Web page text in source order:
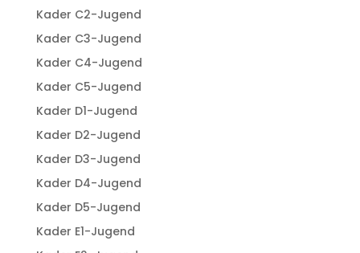
Kader C2-Jugend
Kader C3-Jugend
Kader C4-Jugend
Kader C5-Jugend
Kader D1-Jugend
Kader D2-Jugend
Kader D3-Jugend
Kader D4-Jugend
Kader D5-Jugend
Kader E1-Jugend